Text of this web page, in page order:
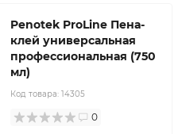
Penotek ProLine Пена-
клей универсальная
профессиональная (750
мл)
Код товара: 14305
0